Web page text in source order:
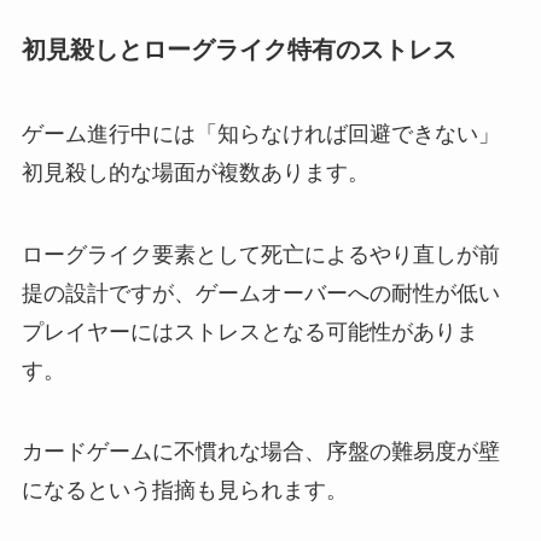
初見殺しとローグライク特有のストレス
ゲーム進行中には「知らなければ回避できない」
初見殺し的な場面が複数あります。
ローグライク要素として死亡によるやり直しが前
提の設計ですが、ゲームオーバーへの耐性が低い
プレイヤーにはストレスとなる可能性がありま
す。
カードゲームに不慣れな場合、序盤の難易度が壁
になるという指摘も見られます。